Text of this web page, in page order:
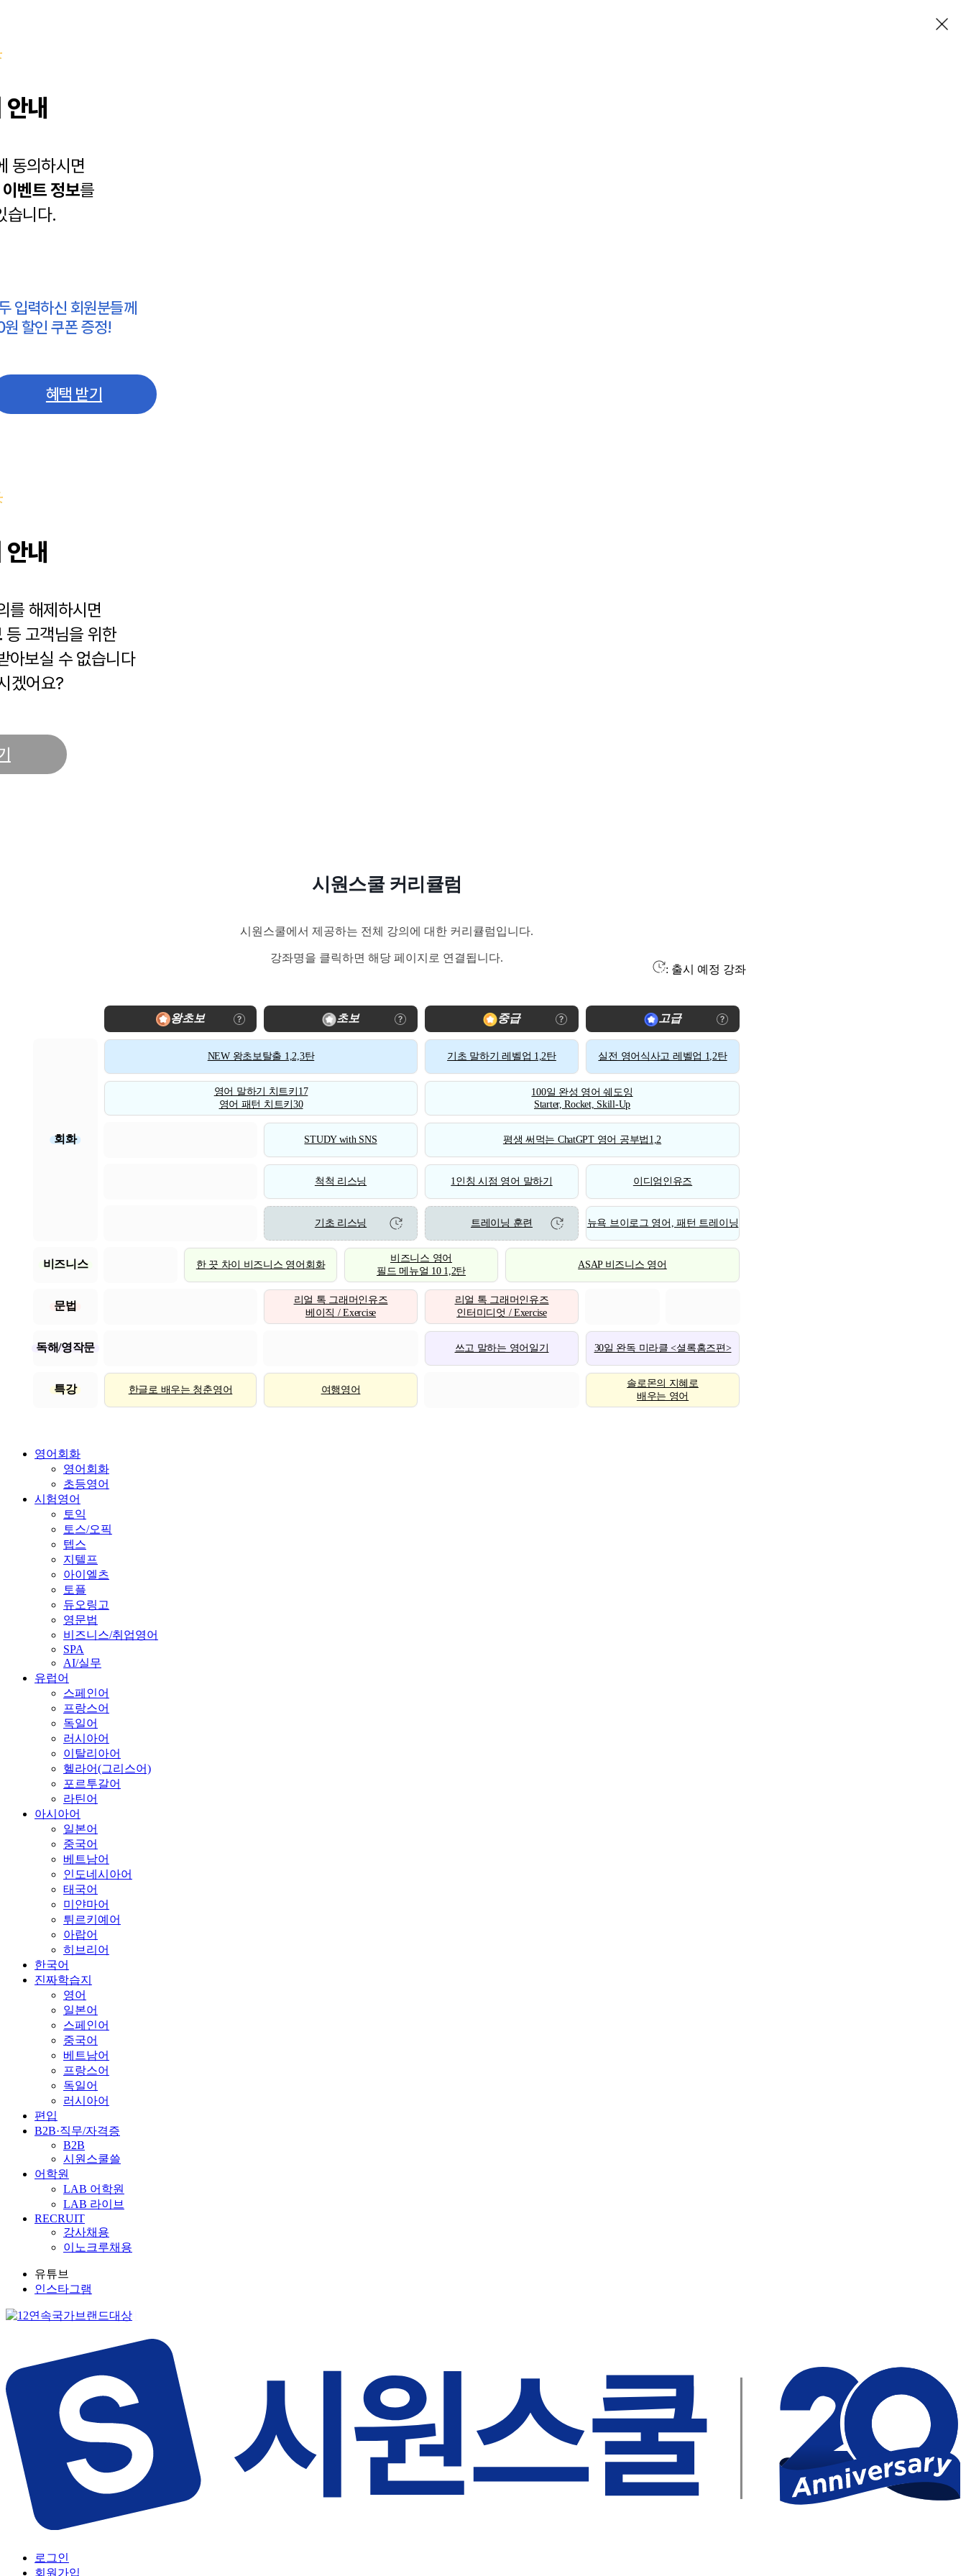
내
동의하시면
이벤트 정보를
습니다.
입력하신 회원분들께
할인 쿠폰 증정!
혜택 받기
내
를 해제하시면
등 고객님을 위한
아보실 수 없습니다
겠어요?
시원스쿨 커리큘럼
시원스쿨에서 제공하는 전체 강의에 대한 커리큘럼입니다.
강좌명을 클릭하면 해당 페이지로 연결됩니다.
: 출시 예정 강좌
왕초보 초보 중급 고급
회화
NEW 왕초보탈출 1,2,3탄 기초 말하기 레벨업 1,2탄 실전 영어식사고 레벨업 1,2탄
영어 말하기 치트키17
영어 패턴 치트키30
100일 완성 영어 쉐도잉
Starter, Rocket, Skill-Up
STUDY with SNS 평생 써먹는 ChatGPT 영어 공부법1,2
척척 리스닝 1인칭 시점 영어 말하기 이디엄인유즈
기초 리스닝 트레이닝 훈련 뉴욕 브이로그 영어, 패턴 트레이닝
비즈니스 한 끗 차이 비즈니스 영어회화
비즈니스 영어
필드 메뉴얼 10 1,2탄
ASAP 비즈니스 영어
문법
리얼 톡 그래머인유즈
베이직 / Exercise
리얼 톡 그래머인유즈
인터미디엇 / Exercise
독해/영작문 쓰고 말하는 영어일기 30일 완독 미라클 <셜록홈즈편>
특강 한글로 배우는 청춘영어 여행영어
솔로몬의 지혜로
배우는 영어
영어회화
영어회화
초등영어
시험영어
토익
토스/오픽
텝스
지텔프
아이엘츠
토플
듀오링고
영문법
비즈니스/취업영어
SPA
AI/실무
유럽어
스페인어
프랑스어
독일어
러시아어
이탈리아어
헬라어(그리스어)
포르투갈어
라틴어
아시아어
일본어
중국어
베트남어
인도네시아어
태국어
미얀마어
튀르키예어
아랍어
히브리어
한국어
진짜학습지
영어
일본어
스페인어
중국어
베트남어
프랑스어
독일어
러시아어
편입
B2B·직무/자격증
B2B
시원스쿨쓸
어학원
LAB 어학원
LAB 라이브
RECRUIT
강사채용
이노크루채용
유튜브
인스타그램
로그인
회원가입